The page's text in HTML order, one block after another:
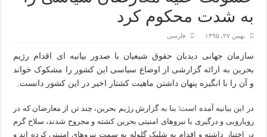
به شدت محکوم کرد
بهمن ۲۷, ۱۳۹۵ فارسی
سازمان جهانی دیدبان حقوق شیعیان با صدور بیانیه ای اقدام رژیم
بحرین به ارائه گزارشی از اوضاع سیاسی این کشور را مشکوک خواند
و آن را با انگیزه پنهان داشتن ماهیت کشتار اخیر در این کشور دانست.
در این بیانیه آمده است: بنا به گزارش رژیم بحرین، چند تن از معارضان که در
رویارویی و درگیری با نیروهای امنیتی بحرین کشته و مجروح شدند، سلاح گرم
در اختیار داشته و اقدام به شلیک گلوله به سمت نیروهای امنیتی کرده اند و